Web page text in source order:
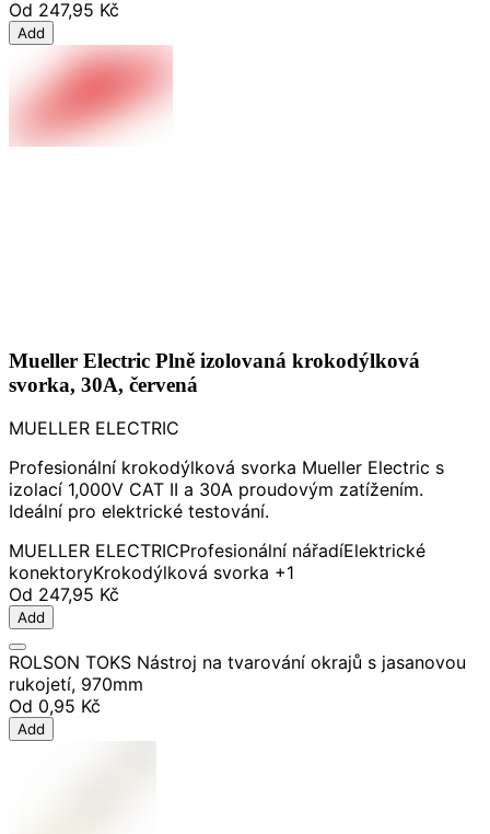
Od 247,95 Kč
Add
Mueller Electric Plně izolovaná krokodýlková
svorka, 30A, červená
MUELLER ELECTRIC
Profesionální krokodýlková svorka Mueller Electric s
izolací 1,000V CAT II a 30A proudovým zatížením.
Ideální pro elektrické testování.
MUELLER ELECTRICProfesionální nářadíElektrické
konektoryKrokodýlková svorka +1
Od 247,95 Kč
Add
ROLSON TOKS Nástroj na tvarování okrajů s jasanovou
rukojetí, 970mm
Od 0,95 Kč
Add